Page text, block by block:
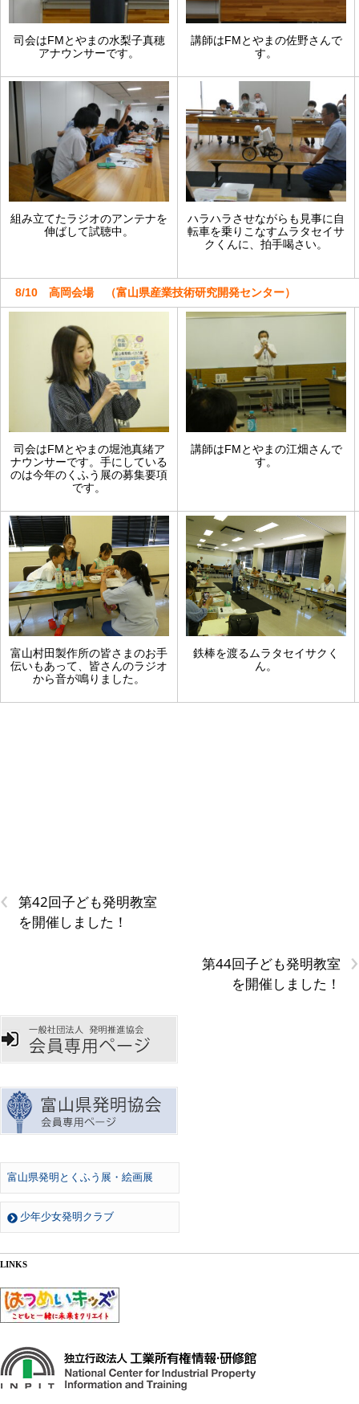
司会はFMとやまの水梨子真穂
アナウンサーです。
講師はFMとやまの佐野さんで
す。
組み立てたラジオのアンテナを
伸ばして試聴中。
ハラハラさせながらも見事に自
転車を乗りこなすムラタセイサ
クくんに、拍手喝さい。
8/10 高岡会場 （富山県産業技術研究開発センター）
司会はFMとやまの堀池真緒ア
ナウンサーです。手にしている
のは今年のくふう展の募集要項
です。
講師はFMとやまの江畑さんで
す。
富山村田製作所の皆さまのお手
伝いもあって、皆さんのラジオ
から音が鳴りました。
鉄棒を渡るムラタセイサクく
ん。
‹
第42回子ども発明教室
を開催しました！
›
第44回子ども発明教室
を開催しました！
富山県発明とくふう展・絵画展
少年少女発明クラブ
LINKS